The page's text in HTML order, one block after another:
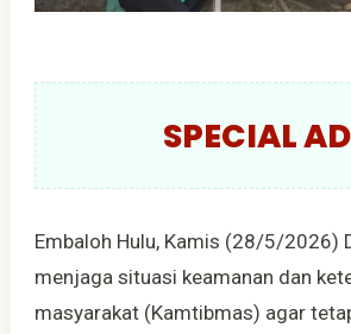
SPECIAL
Embaloh Hulu, Kamis (28/5/2026)
menjaga situasi keamanan dan
masyarakat (Kamtibmas) agar